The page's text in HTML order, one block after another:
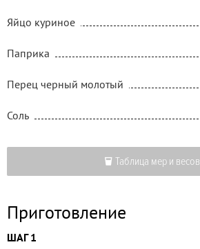
Яйцо куриное
Паприка
Перец черный молотый
Соль
Таблица мер и весов
Приготовление
ШАГ 1